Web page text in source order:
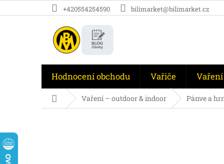
na
+420554254590 bilimarket@bilimarket.cz
Hodnocení obchodu Vařiče
Domů Vaření – outdoor & indoor Pánve a